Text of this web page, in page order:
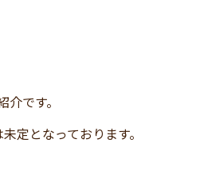
です。
定となっております。